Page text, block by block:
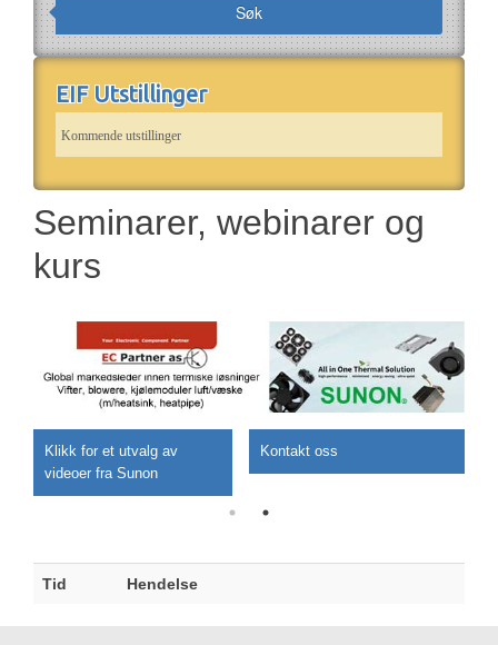
Søk
EIF Utstillinger
Kommende utstillinger
Seminarer, webinarer og
kurs
Klikk for et utvalg av
videoer fra Sunon
Kontakt oss
Tid Hendelse